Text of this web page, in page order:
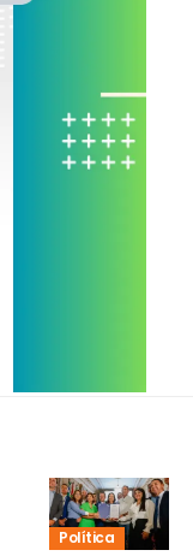
Política